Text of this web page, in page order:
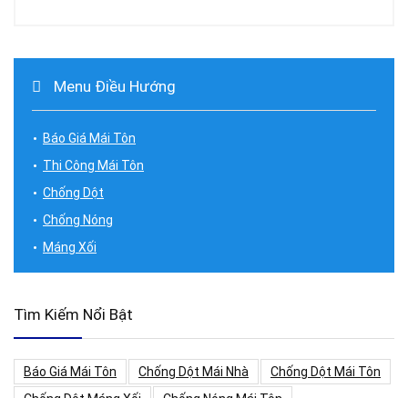
Menu Điều Hướng
Báo Giá Mái Tôn
Thi Công Mái Tôn
Chống Dột
Chống Nóng
Máng Xối
Tìm Kiếm Nổi Bật
Báo Giá Mái Tôn Chống Dột Mái Nhà
Chống Dột Mái Tôn